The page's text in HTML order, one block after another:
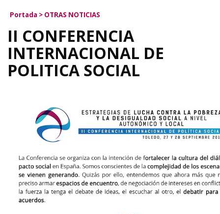
Portada > OTRAS NOTICIAS
II CONFERENCIA
INTERNACIONAL DE
POLITICA SOCIAL